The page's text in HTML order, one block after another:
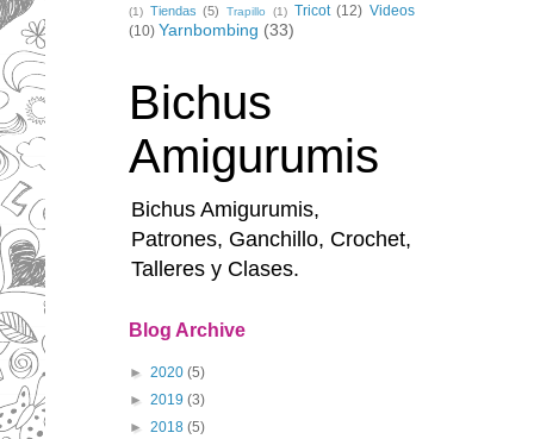
(1) Tiendas (5) Trapillo (1) Tricot (12) Videos
(10) Yarnbombing (33)
Bichus
Amigurumis
Bichus Amigurumis,
Patrones, Ganchillo, Crochet,
Talleres y Clases.
Blog Archive
► 2020 (5)
► 2019 (3)
► 2018 (5)